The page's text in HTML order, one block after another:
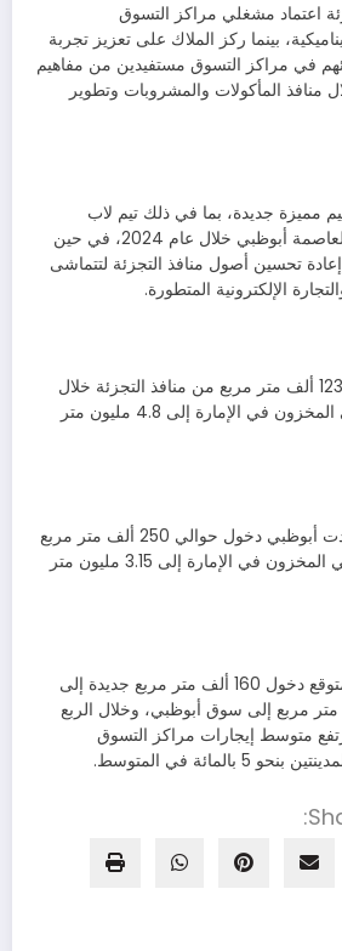
اعتماد مشغلي مراكز التسوق
بينما ركز الملاك على تعزيز تجربة
في مراكز التسوق مستفيدين من مفاهيم
منافذ المأكولات والمشروبات وتطوير
مميزة جديدة، بما في ذلك تيم لاب
فينومينا، لأول مرة في العاصمة أبوظبي خلال عام 2024، في حين
تحسين أصول منافذ التجزئة لتتماشى
الإلكترونية المتطورة.
وشهدت دبي دخول نحو 123 ألف متر مربع من منافذ التجزئة خلال
عام 2023 ليصل إجمالي المخزون في الإمارة إلى 4.8 مليون متر
وخلال نفس الفترة، شهدت أبوظبي دخول حوالي 250 ألف متر مربع
إلى السوق ليرتفع إجمالي المخزون في الإمارة إلى 3.15 مليون متر
وفي عام 2024، من المتوقع دخول 160 ألف متر مربع جديدة إلى
ونحو 19 ألف متر مربع إلى سوق أبوظبي، وخلال الربع
من عام 2023، ارتفع متوسط إيجارات مراكز التسوق
في المتوسط.